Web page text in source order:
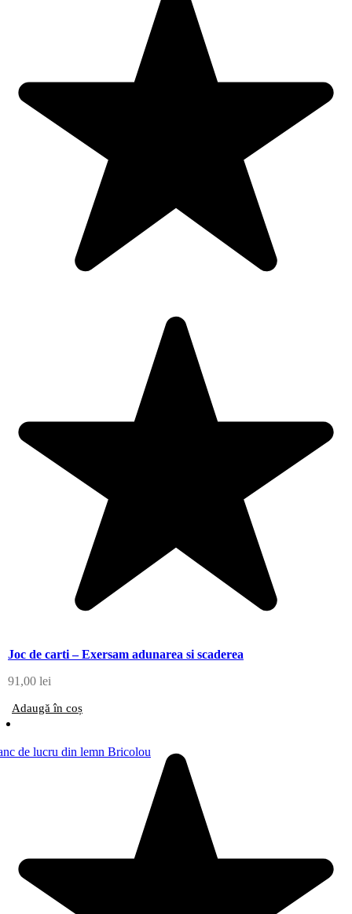
Joc de carti – Exersam adunarea si scaderea
91,00 lei
Adaugă în coș